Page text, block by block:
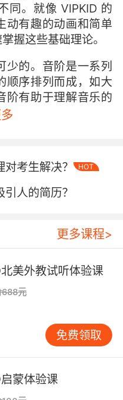
同。就像 VIPKID 的
动有趣的动画和简单
握这些基础理论。
少的。音阶是一系列
顺序排列而成，如大
阶有助于理解音乐的
通过一些简单的练
件，只有打好基础，
更远。
据着重要地位。良
累。可以通过聆听
感。从古典音乐到
音乐有着各自独特的
注重旋律的优美和
更加强调节奏的动感
受音乐的节奏、旋
唱旋律，体会旋律的
提供了丰富多样的英
考生解决？ HOT
人的简历？
更多课程>
美外教试听体验课
688元
免费领取
蒙体验课